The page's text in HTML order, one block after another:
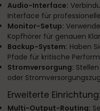
Audio-Interface:
Interface für
Monitor-Setup:
Kopfhörer für genauen
Backup-System: Haben
Pfade für kritische
Stromversorgung:
oder
Erweiterte Einrichtung:
Multi-Output-Routing: